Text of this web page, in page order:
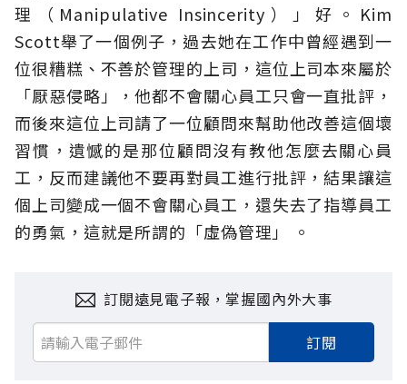
理（Manipulative Insincerity）」好。Kim
Scott舉了一個例子，過去她在工作中曾經遇到一
位很糟糕、不善於管理的上司，這位上司本來屬於
「厭惡侵略」，他都不會關心員工只會一直批評，
而後來這位上司請了一位顧問來幫助他改善這個壞
習慣，遺憾的是那位顧問沒有教他怎麼去關心員
工，反而建議他不要再對員工進行批評，結果讓這
個上司變成一個不會關心員工，還失去了指導員工
的勇氣，這就是所謂的「虛偽管理」 。
訂閱遠見電子報，掌握國內外大事
訂閱